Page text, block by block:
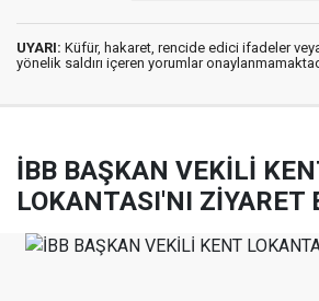
UYARI: Küfür, hakaret, rencide edici ifadeler
yönelik saldırı içeren yorumlar
İBB BAŞKAN VEKİLİ
LOKANTASI'NI ZİYARET